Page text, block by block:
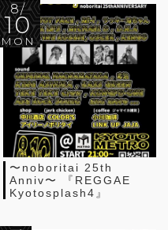
8/
10
MON
〜noboritai 25th
Anniv〜 『REGGAE
Kyotosplash4』